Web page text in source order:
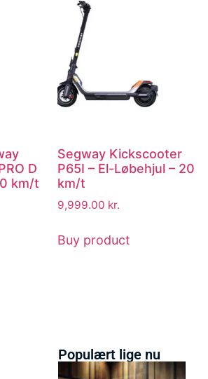
D
km/t
Segway Kickscooter
P65I – El-Løbehjul – 20
km/t
9,999.00 kr.
Buy product
Populært lige nu